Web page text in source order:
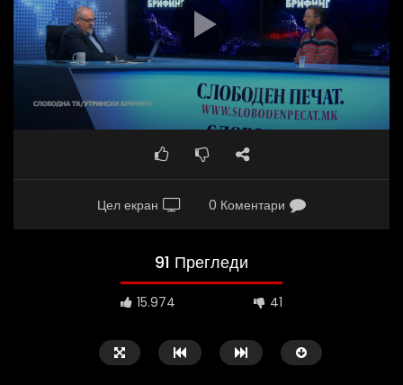
Цел екран 0 Коментари
91 Прегледи
15.974 41